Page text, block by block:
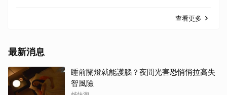
查看更多
最新消息
睡前關燈就能護腦？夜間光害恐悄悄拉高失
智風險